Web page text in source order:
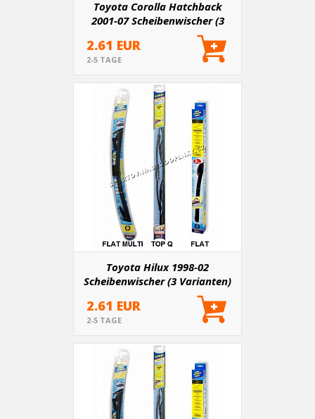
Toyota Corolla Hatchback
2001-07 Scheibenwischer (3
Varianten) entsprechend der
Länge der Originalwischer
2.61 EUR
2-5 TAGE
Toyota Hilux 1998-02
Scheibenwischer (3 Varianten)
2.61 EUR
2-5 TAGE